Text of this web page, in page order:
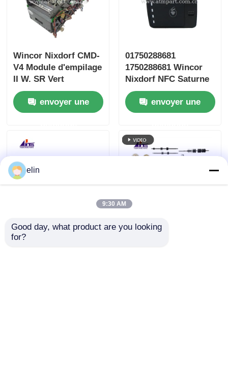
Wincor Nixdorf CMD-
V4 Module d'empilage
II W. SR Vert
1750109666
01750109666envoyer une
01750288681
1750288681 Wincor
Nixdorf NFC Saturne
8700 PM sans contact
envoyer une
1750220022
Wincor Cineo VS
elin
9:30 AM
Good day, what product are you looking
for?